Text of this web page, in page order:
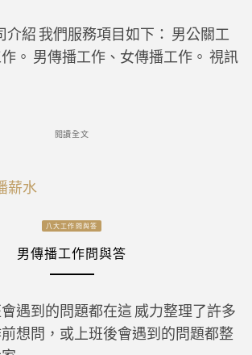
介紹 我們服務項目如下： 男公關工
。 男傳播工作、女傳播工作。 視訊
閱讀全文
八大工作問與答
男傳播工作問與答
遇到的問題都在這 威力整理了許多
想問，或上班後會遇到的問題都整